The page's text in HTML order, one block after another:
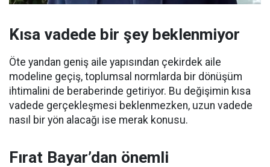
Kısa vadede bir şey beklenmiyor
Öte yandan geniş aile yapısından çekirdek aile
modeline geçiş, toplumsal normlarda bir dönüşüm
ihtimalini de beraberinde getiriyor. Bu değişimin kısa
vadede gerçekleşmesi beklenmezken, uzun vadede
nasıl bir yön alacağı ise merak konusu.
Fırat Bayar’dan önemli